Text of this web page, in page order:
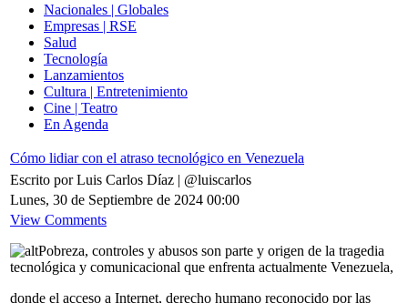
Nacionales | Globales
Empresas | RSE
Salud
Tecnología
Lanzamientos
Cultura | Entretenimiento
Cine | Teatro
En Agenda
Cómo lidiar con el atraso tecnológico en Venezuela
Escrito por Luis Carlos Díaz | @luiscarlos
Lunes, 30 de Septiembre de 2024 00:00
View Comments
Pobreza, controles y abusos son parte y origen de la tragedia
tecnológica y comunicacional que enfrenta actualmente Venezuela,
donde el acceso a Internet, derecho humano reconocido por las